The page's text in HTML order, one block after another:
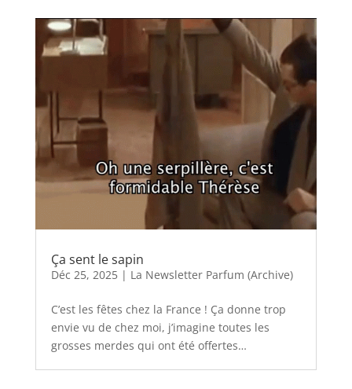
Ça sent le sapin
Déc 25, 2025| La Newsletter Parfum (Archive)
C’est les fêtes chez la France ! Ça donne trop
envie vu de chez moi, j’imagine toutes les
grosses merdes qui ont été offertes…